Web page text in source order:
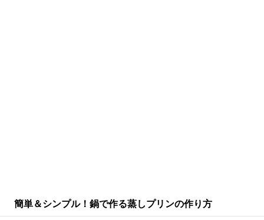
簡単＆シンプル！鍋で作る蒸しプリンの作り方